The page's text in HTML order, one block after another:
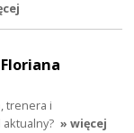
trenera i
aktualny? » więcej